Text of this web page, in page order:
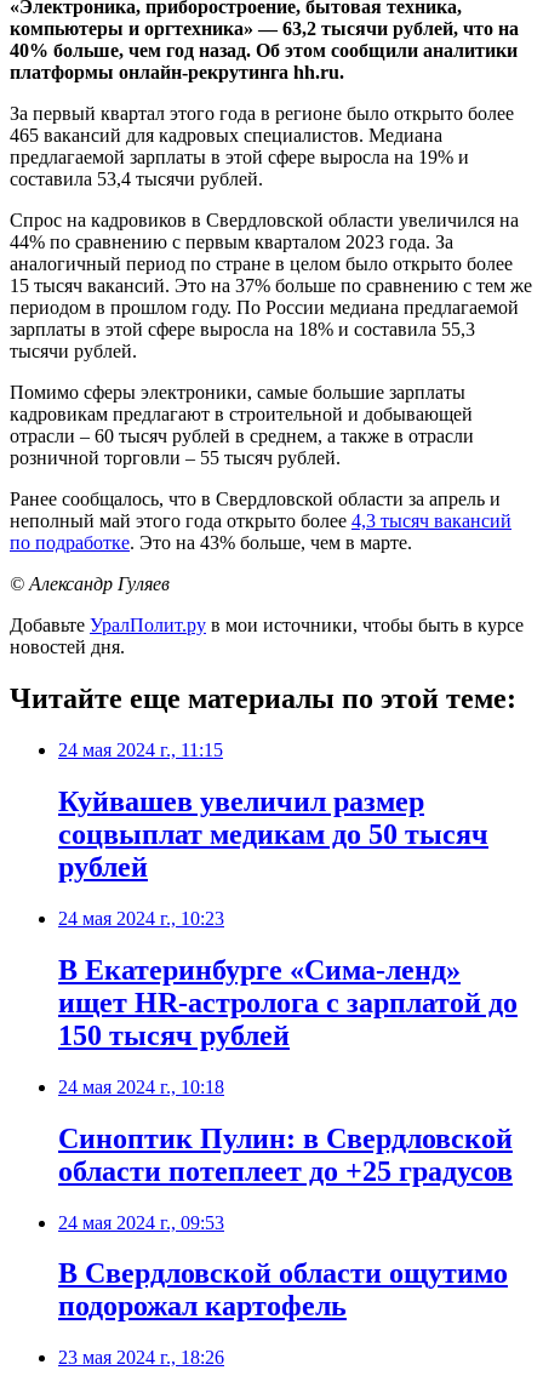
«Электроника, приборостроение, бытовая техника,
компьютеры и оргтехника» — 63,2 тысячи рублей, что на
40% больше, чем год назад. Об этом сообщили аналитики
платформы онлайн-рекрутинга hh.ru.
За первый квартал этого года в регионе было открыто более
465 вакансий для кадровых специалистов. Медиана
предлагаемой зарплаты в этой сфере выросла на 19% и
составила 53,4 тысячи рублей.
Спрос на кадровиков в Свердловской области увеличился на
44% по сравнению с первым кварталом 2023 года. За
аналогичный период по стране в целом было открыто более
15 тысяч вакансий. Это на 37% больше по сравнению с тем же
периодом в прошлом году. По России медиана предлагаемой
зарплаты в этой сфере выросла на 18% и составила 55,3
тысячи рублей.
Помимо сферы электроники, самые большие зарплаты
кадровикам предлагают в строительной и добывающей
отрасли – 60 тысяч рублей в среднем, а также в отрасли
розничной торговли – 55 тысяч рублей.
Ранее сообщалось, что в Свердловской области за апрель и
неполный май этого года открыто более 4,3 тысяч вакансий
по подработке. Это на 43% больше, чем в марте.
© Александр Гуляев
Добавьте УралПолит.ру в мои источники, чтобы быть в курсе
новостей дня.
Читайте еще материалы по этой теме:
24 мая 2024 г., 11:15
Куйвашев увеличил размер
соцвыплат медикам до 50 тысяч
рублей
24 мая 2024 г., 10:23
В Екатеринбурге «Сима-ленд»
ищет HR-астролога с зарплатой до
150 тысяч рублей
24 мая 2024 г., 10:18
Синоптик Пулин: в Свердловской
области потеплеет до +25 градусов
24 мая 2024 г., 09:53
В Свердловской области ощутимо
подорожал картофель
23 мая 2024 г., 18:26